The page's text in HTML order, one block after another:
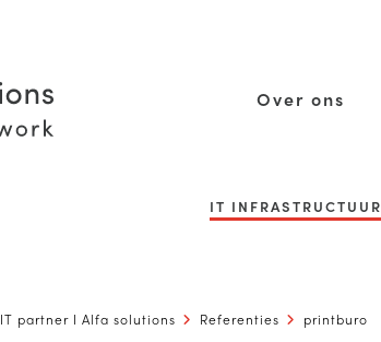
Over ons
IT INFRASTRUCTUUR
IT partner I Alfa solutions Referenties printburo